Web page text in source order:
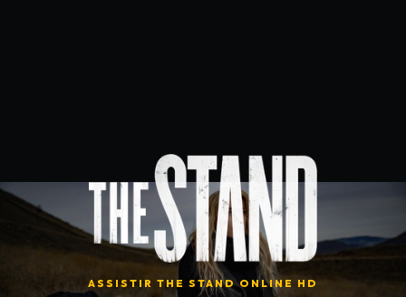
ASSISTIR THE STANDONLINE HD